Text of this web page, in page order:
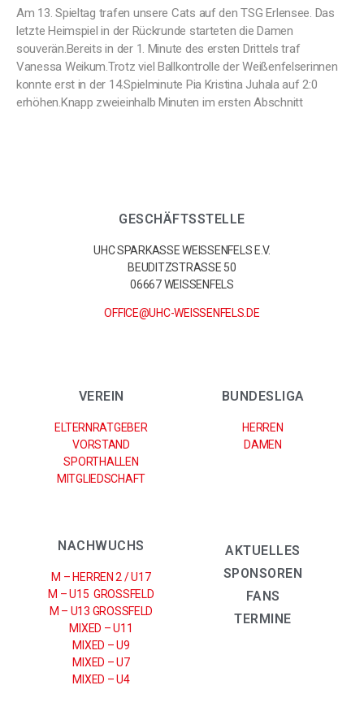
Am 13. Spieltag trafen unsere Cats auf den TSG Erlensee. Das
letzte Heimspiel in der Rückrunde starteten die Damen
souverän.Bereits in der 1. Minute des ersten Drittels traf
Vanessa Weikum.Trotz viel Ballkontrolle der Weißenfelserinnen
konnte erst in der 14.Spielminute Pia Kristina Juhala auf 2:0
erhöhen.Knapp zweieinhalb Minuten im ersten Abschnitt
GESCHÄFTSSTELLE
UHC SPARKASSE WEISSENFELS E.V.
BEUDITZSTRASSE 50
06667 WEISSENFELS
OFFICE@UHC-WEISSENFELS.DE
VEREIN
ELTERNRATGEBER
VORSTAND
SPORTHALLEN
MITGLIEDSCHAFT
BUNDESLIGA
HERREN
DAMEN
NACHWUCHS
M – HERREN 2 / U17
M – U15 GROSSFELD
M – U13 GROSSFELD
MIXED – U11
MIXED – U9
MIXED – U7
MIXED – U4
AKTUELLES
SPONSOREN
FANS
TERMINE